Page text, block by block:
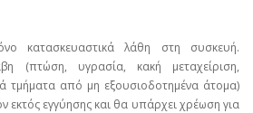
κατασκευαστικά λάθη στη συσκευή.
(πτώση, υγρασία, κακή μεταχείριση,
τμήματα από μη εξουσιοδοτημένα άτομα)
εκτός εγγύησης και θα υπάρχει χρέωση για